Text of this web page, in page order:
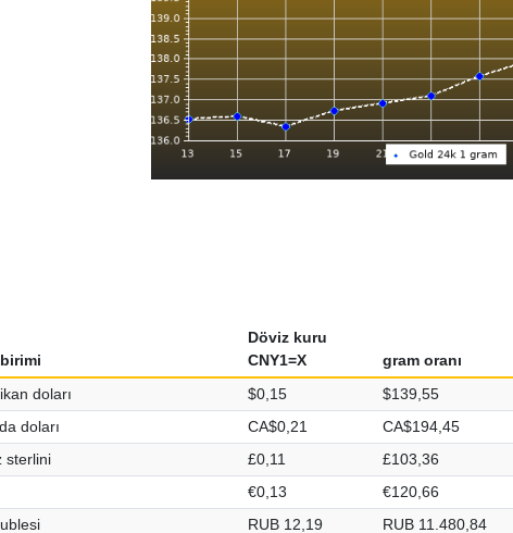
Döviz kuru
CNY1=X
gram oranı
doları $0,15 $139,55
doları CA$0,21 CA$194,45
sterlini £0,11 £103,36
€0,13 €120,66
RUB 12,19 RUB 11.480,84